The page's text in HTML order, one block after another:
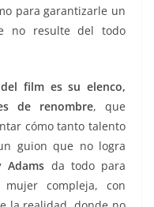
para garantizarle un
no resulte del todo
film es su elenco,
de renombre, que
cómo tanto talento
guion que no logra
Adams da todo para
compleja, con